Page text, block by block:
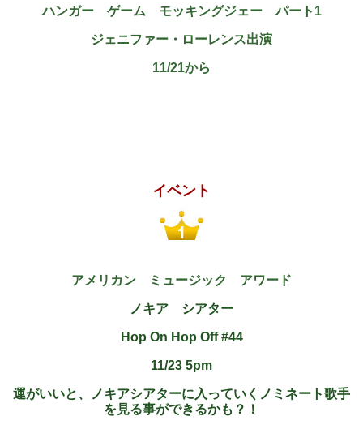
ハンガー ゲーム モッキングジェー パート 1
ジェニファー・ローレンス出演
11/21から
イベント
アメリカン ミュージック アワード
ノキア シアター
Hop On Hop Off #44
11/23 5pm
運がいいと、ノキアシアターに入っていくノミネート歌手
を見る事ができるかも？！